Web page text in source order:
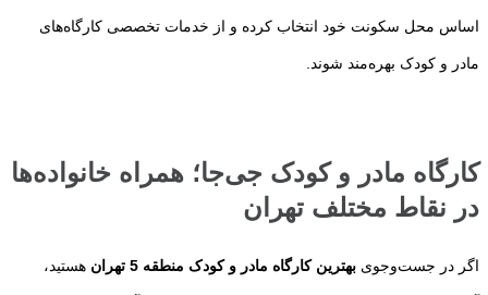
اساس محل سکونت خود انتخاب کرده و از خدمات تخصصی کارگاه‌های
مادر و کودک بهره‌مند شوند.
کارگاه‌ مادر و کودک جی‌جا؛ همراه خانواده‌ها
در نقاط مختلف تهران
اگر در جست‌وجوی بهترین کارگاه مادر و کودک منطقه 5 تهران هستید،